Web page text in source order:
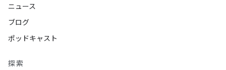
ニュース
ブログ
ポッドキャスト
探索